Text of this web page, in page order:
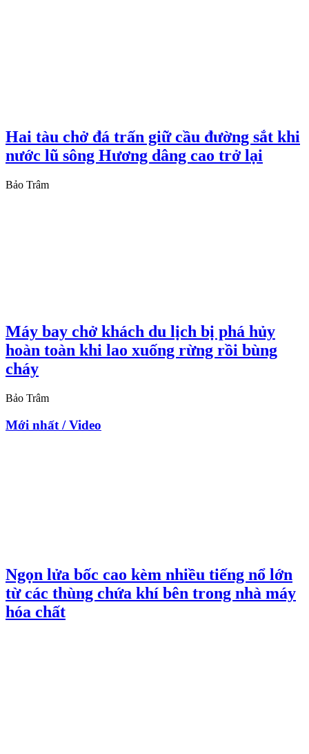
Hai tàu chở đá trấn giữ cầu đường sắt khi
nước lũ sông Hương dâng cao trở lại
Bảo Trâm
Máy bay chở khách du lịch bị phá hủy
hoàn toàn khi lao xuống rừng rồi bùng
cháy
Bảo Trâm
Mới nhất / Video
Ngọn lửa bốc cao kèm nhiều tiếng nổ lớn
từ các thùng chứa khí bên trong nhà máy
hóa chất